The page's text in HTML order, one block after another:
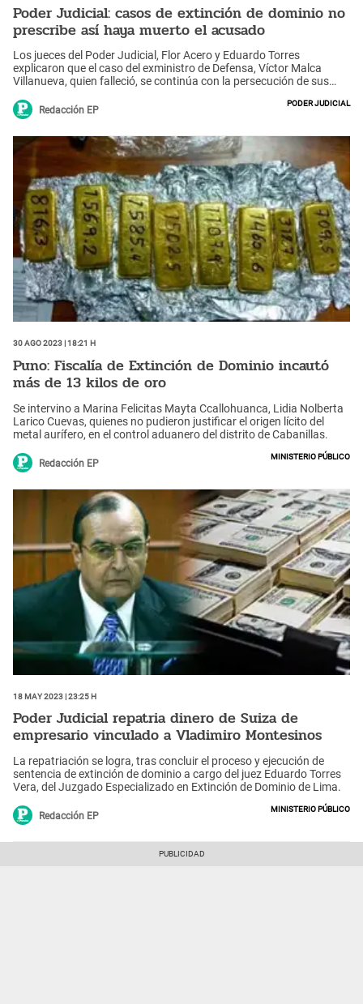
Poder Judicial: casos de extinción de dominio no
prescribe así haya muerto el acusado
Los jueces del Poder Judicial, Flor Acero y Eduardo Torres
explicaron que el caso del exministro de Defensa, Víctor Malca
Villanueva, quien falleció, se continúa con la persecución de sus
Redacción EP
Poder Judicial
30 Ago 2023 | 18:21 h
Puno: Fiscalía de Extinción de Dominio incautó
más de 13 kilos de oro
Se intervino a Marina Felicitas Mayta Ccallohuanca, Lidia Nolberta
Larico Cuevas, quienes no pudieron justificar el origen lícito del
metal aurífero, en el control aduanero del distrito de Cabanillas.
Redacción EP
Ministerio Público
18 May 2023 | 23:25 h
Poder Judicial repatria dinero de Suiza de
empresario vinculado a Vladimiro Montesinos
La repatriación se logra, tras concluir el proceso y ejecución de
sentencia de extinción de dominio a cargo del juez Eduardo Torres
Vera, del Juzgado Especializado en Extinción de Dominio de Lima.
Redacción EP
Ministerio Público